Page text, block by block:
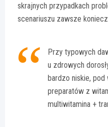
skrajnych przypadkach
scenariuszu zawsze
Przy typowych
u zdrowych
bardzo niskie, pod
preparatów z
multiwitamina +